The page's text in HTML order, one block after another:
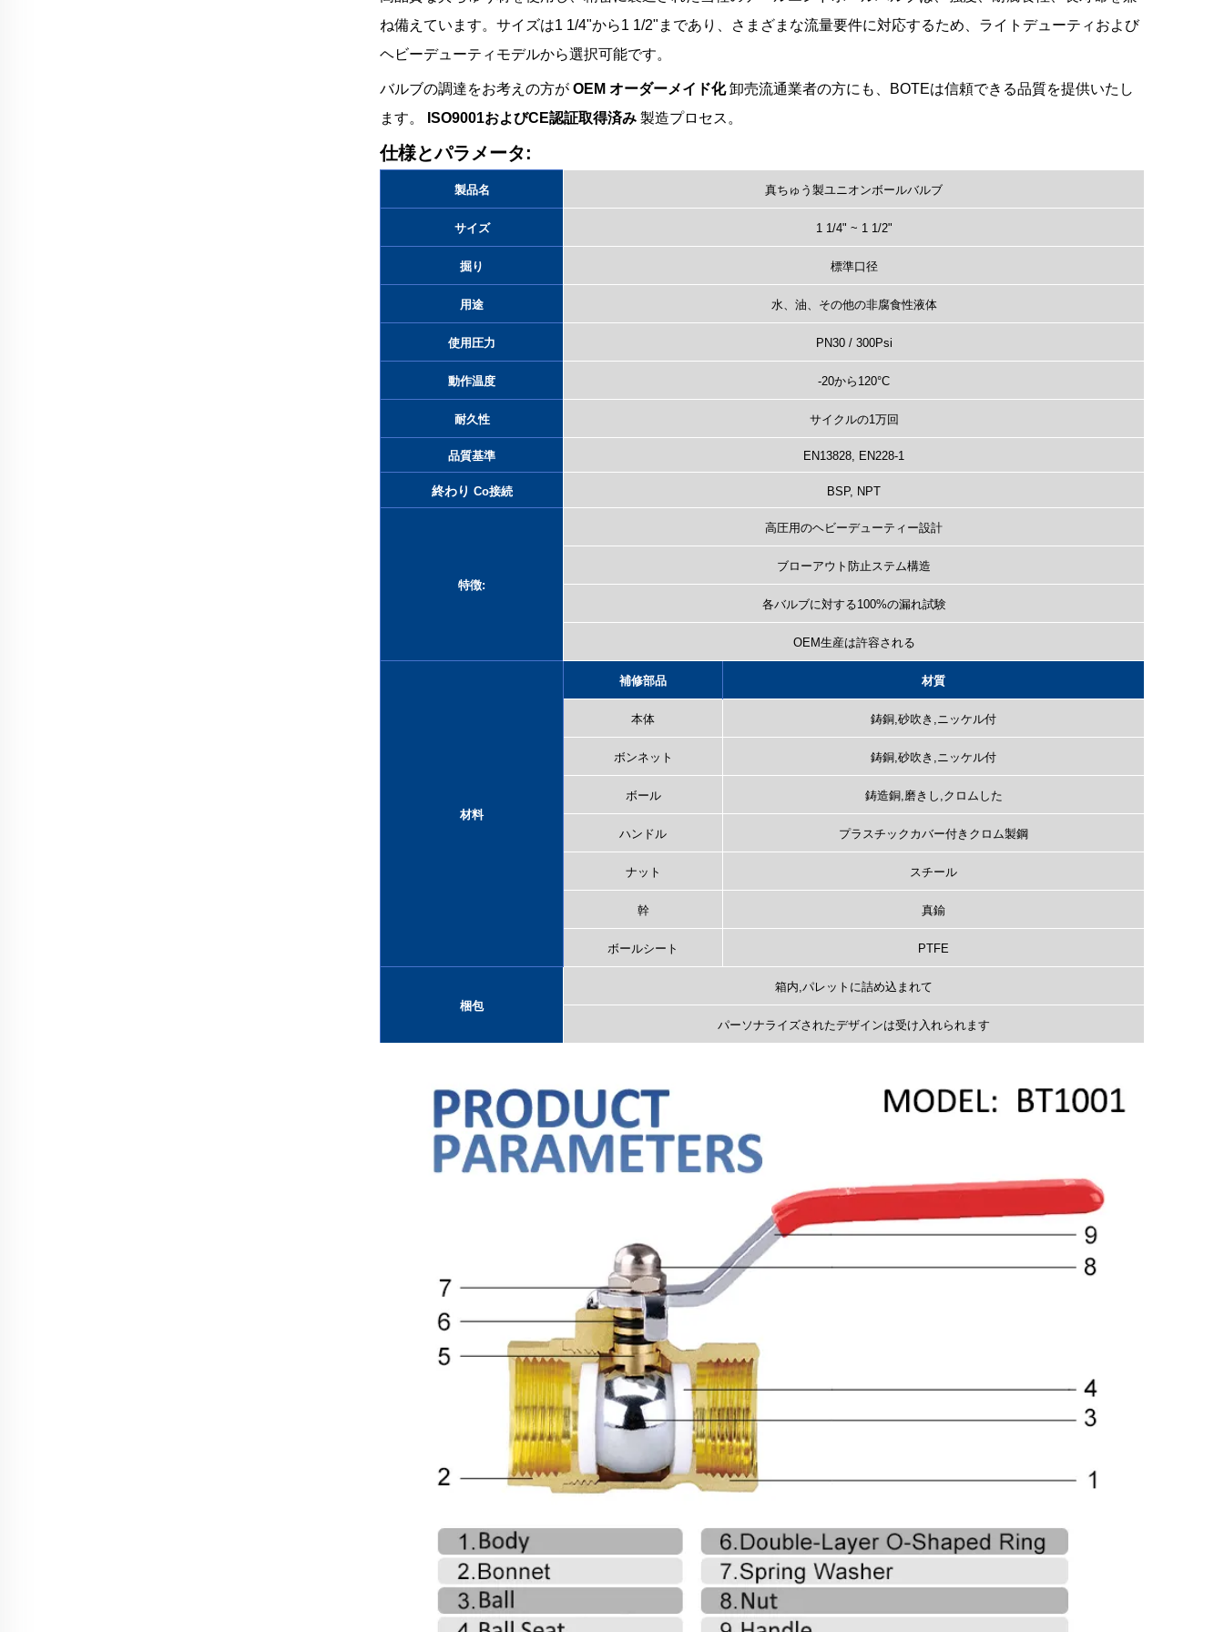
ね備えています。サイズは1 1/4"から1 1/2"まであり、さまざまな流量要件に対応するため、ライトデューティおよび
ヘビーデューティモデルから選択可能です。
バルブの調達をお考えの方が OEM オーダーメイド化卸売流通業者の方にも、BOTEは信頼できる品質を提供いたし
ます。
ISO9001およびCE認証取得済み 製造プロセス。
仕様とパラメータ:
製品名 真ちゅう製ユニオンボールバルブ
サイズ 1 1/4" ~ 1 1/2"
掘り 標準口径
用途 水、油、その他の非腐食性液体
使用圧力 PN30 / 300Psi
動作温度 -20から120°C
耐久性 サイクルの1万回
品質基準 EN13828, EN228-1
終わり Co接続 BSP, NPT
特徴:
高圧用のヘビーデューティー設計
ブローアウト防止ステム構造
各バルブに対する100%の漏れ試験
OEM生産は許容される
材料
補修部品 材質
本体 鋳銅,砂吹き,ニッケル付
ボンネット 鋳銅,砂吹き,ニッケル付
ボール 鋳造銅,磨きし,クロムした
ハンドル プラスチックカバー付きクロム製鋼
ナット スチール
幹 真鍮
ボールシート PTFE
梱包
箱内,パレットに詰め込まれて
パーソナライズされたデザインは受け入れられます